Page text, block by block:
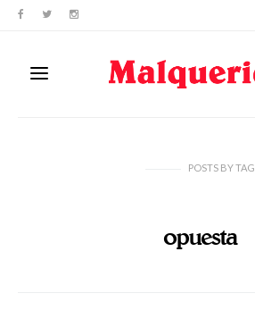
POSTS BYTAG
opuesta